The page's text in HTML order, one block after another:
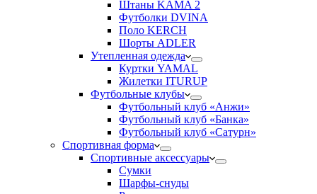
Штаны KAMA 2
Футболки DVINA
Поло KERCH
Шорты ADLER
Утепленная одежда
Куртки YAMAL
Жилетки ITURUP
Футбольные клубы
Футбольный клуб «Анжи»
Футбольный клуб «Банка»
Футбольный клуб «Сатурн»
Спортивная форма
Спортивные аксессуары
Сумки
Шарфы-снуды